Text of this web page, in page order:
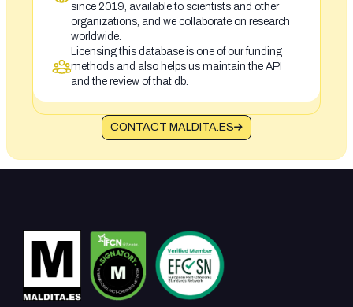
since 2019, available to scientists and other
organizations, and we collaborate on research
worldwide.
Licensing this database is one of our funding
methods and also helps us maintain the API
and the review of that db.
CONTACT MALDITA.ES